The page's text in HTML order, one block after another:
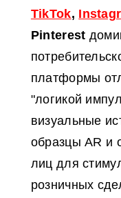
TikTok,
Pinterest
платформы
"логикой
визуальные
образцы AR и
лиц для
розничных